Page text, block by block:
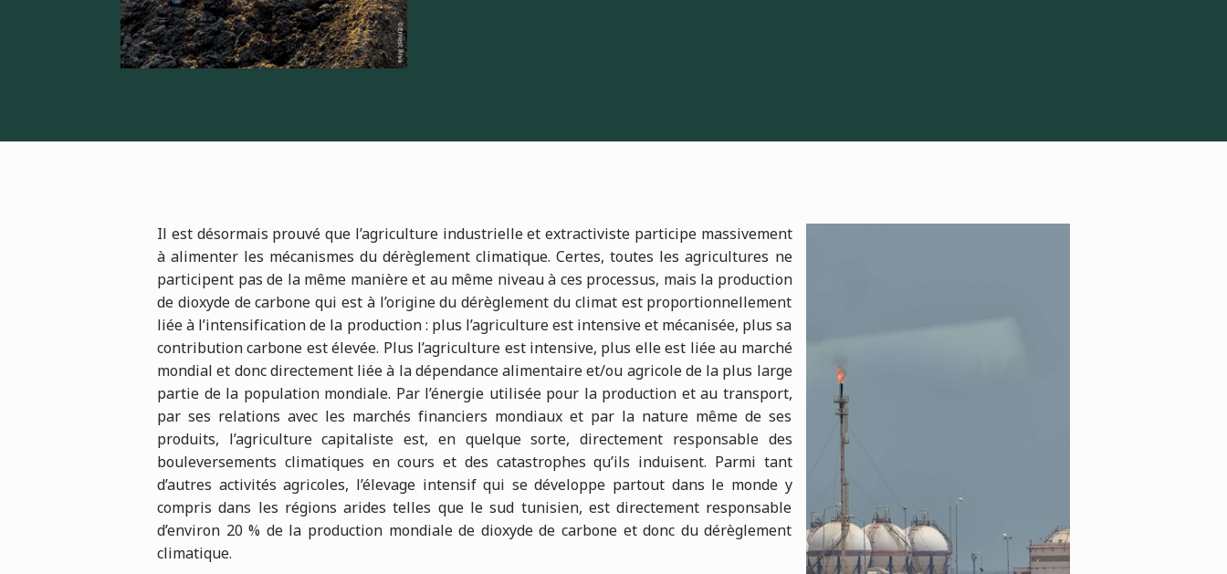
Il est désormais prouvé que l’agriculture industrielle et extractiviste participe massivement
à alimenter les mécanismes du dérèglement climatique. Certes, toutes les agricultures ne
participent pas de la même manière et au même niveau à ces processus, mais la production
de dioxyde de carbone qui est à l’origine du dérèglement du climat est proportionnellement
liée à l’intensification de la production : plus l’agriculture est intensive et mécanisée, plus sa
contribution carbone est élevée. Plus l’agriculture est intensive, plus elle est liée au marché
mondial et donc directement liée à la dépendance alimentaire et/ou agricole de la plus large
partie de la population mondiale. Par l’énergie utilisée pour la production et au transport,
par ses relations avec les marchés financiers mondiaux et par la nature même de ses
produits, l’agriculture capitaliste est, en quelque sorte, directement responsable des
bouleversements climatiques en cours et des catastrophes qu’ils induisent. Parmi tant
d’autres activités agricoles, l’élevage intensif qui se développe partout dans le monde y
compris dans les régions arides telles que le sud tunisien, est directement responsable
d’environ 20 % de la production mondiale de dioxyde de carbone et donc du dérèglement
climatique.